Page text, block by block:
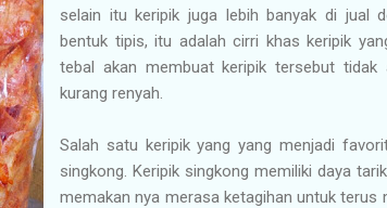
selain itu keripik juga lebih banyak di jual
bentuk tipis, itu adalah cirri khas keripik
tebal akan membuat keripik tersebut
kurang renyah.
Salah satu keripik yang yang menjadi
singkong. Keripik singkong memiliki daya
memakan nya merasa ketagihan untuk terus